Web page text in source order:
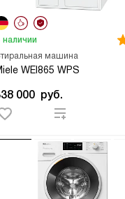
машина
WEI865 WPS
наличии
000 руб.